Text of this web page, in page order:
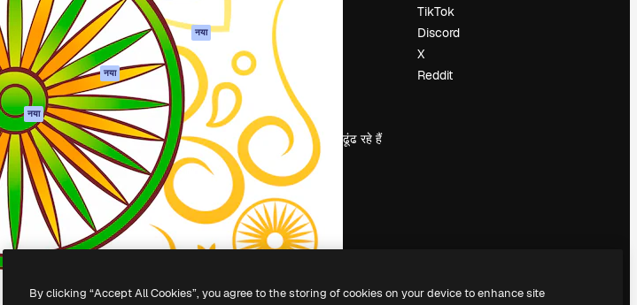
एआई वॉयस जनरेटर
स्टॉक सामग्री
MCP
Claude/ChatGPT
के लिए
नया
एजेंट नया
API
मोबाइल ऐप
सभी फ्रीपिक उपकरण
गोपनीयता नीति
ओरिजिनल्स नया
कुकीज़ नीति
ट्रस्ट सेंटर
एफिलिएट्स
बिज़नेस
खोज रुझान
घटनाक्रम
Slidesgo
सामग्री बेचें
प्रेस कक्ष
magnific.ai ढूंढ रहे हैं
TikTok
Discord
X
Reddit
सर्वाधिकार सुरक्षित
By clicking “Accept All Cookies”, you agree to the storing of cookies on your device to enhance site